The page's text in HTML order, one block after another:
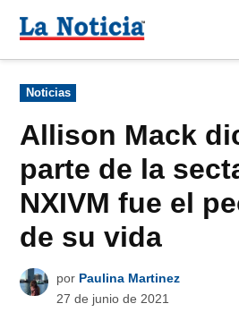
Para mantenerte informado
Donar
contenido
Noticia
Publicado
en
Noticias
Allison Mack
parte de la
NXIVM fue el
de su vida
por Paulina Martinez
27 de junio de 2021